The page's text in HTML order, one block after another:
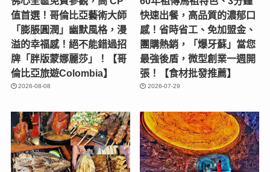
值首選！哥倫比亞藝術大師
「膨脹圓潤」幽默風格，漫
溢的幸福感！絕不能錯過招
牌「胖版蒙娜麗莎」！【哥
倫比亞旅遊Colombia】
2026-08-08
快速出餐，高品質的濃郁口
感！省時省工、免加盟金、
團購熱銷，「爆牙蘇」當您
最強後盾，微型創業一週開
張！【食材批發推薦】
2026-07-29